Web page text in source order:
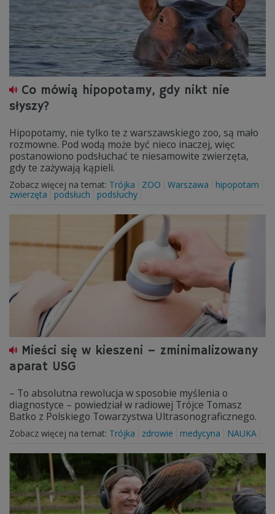
Co mówią hipopotamy, gdy nikt nie
słyszy?
Hipopotamy, nie tylko te z warszawskiego zoo, są mało
rozmowne. Pod wodą może być nieco inaczej, więc
postanowiono podsłuchać te niesamowite zwierzęta,
gdy te zażywają kąpieli.
Zobacz więcej na temat: Trójka ZOO Warszawa
hipopotam
zwierzęta
podsłuch podsłuchy
Mieści się w kieszeni – zminimalizowany
aparat USG
– To absolutna rewolucja w sposobie myślenia o
diagnostyce – powiedział w radiowej Trójce Tomasz
Batko z Polskiego Towarzystwa Ultrasonograficznego.
Zobacz więcej na temat: Trójka zdrowie medycyna NAUKA